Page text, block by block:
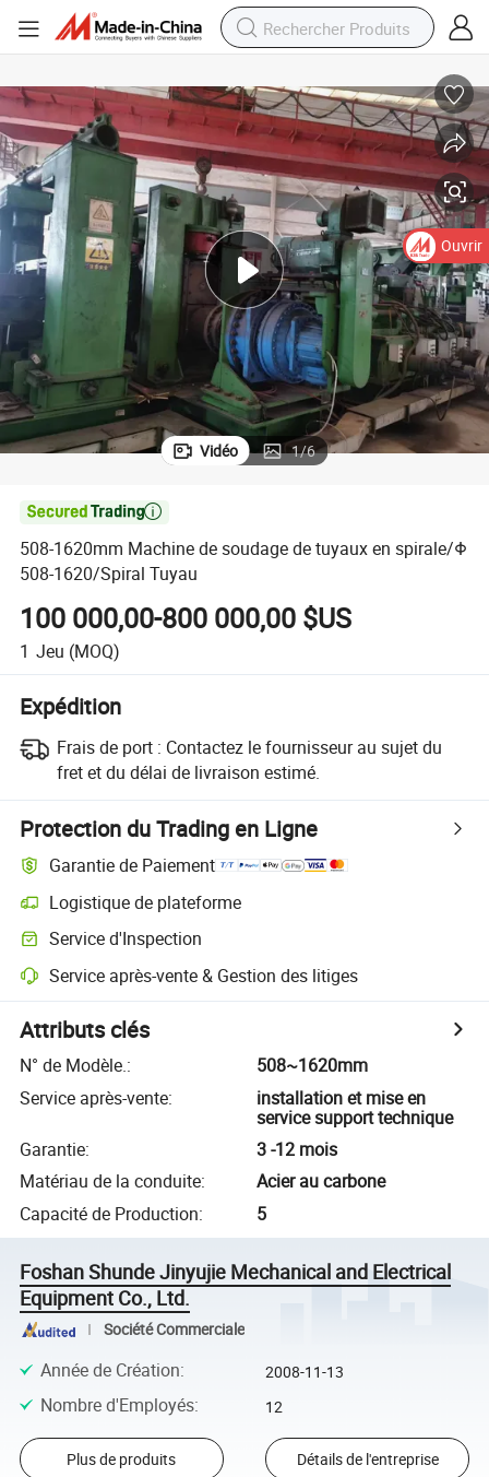
Vidéo 1/6

508-1620mm Machine de soudage de tuyaux en spirale/Φ
508-1620/Spiral Tuyau
100 000,00-800 000,00 $US
1 Jeu (MOQ)
Expédition
Frais de port : Contactez le fournisseur au sujet du
fret et du délai de livraison estimé.
Protection du Trading en Ligne
Garantie de Paiement
Logistique de plateforme
Service d'Inspection
Service après-vente & Gestion des litiges
Attributs clés
N° de Modèle.:
508~1620mm
Service après-vente:
installation et mise en
service support technique
Garantie:
3 -12 mois
Matériau de la conduite:
Acier au carbone
Capacité de Production: 5
Foshan Shunde Jinyujie Mechanical and Electrical
Equipment Co., Ltd.
Société Commerciale
Année de Création: 2008-11-13
Nombre d'Employés: 12
Plus de produits Détails de l'entreprise
Ouvrir